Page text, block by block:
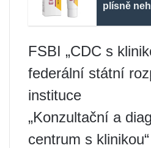
plísně
FSBI „CDC s
federální státní
instituce
„Konzultační a
centrum s klinikou“